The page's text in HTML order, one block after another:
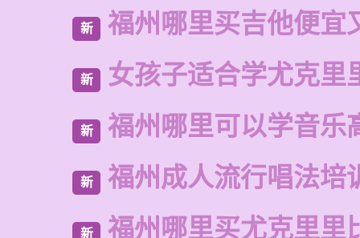
新 福州哪里买吉他便宜
新 女孩子适合学尤克里
新 福州哪里可以学音乐
新 福州成人流行唱法培
新 福州哪里买尤克里里